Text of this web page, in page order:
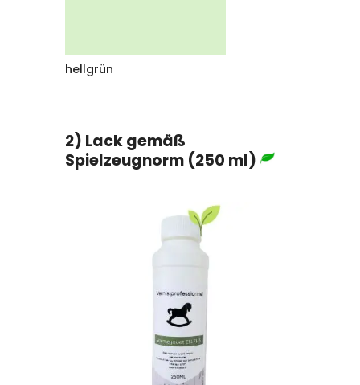
hellgrün
2) Lack gemäß
Spielzeugnorm (250 ml)